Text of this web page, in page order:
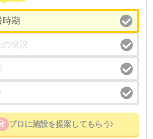
プロに施設を提案してもらう